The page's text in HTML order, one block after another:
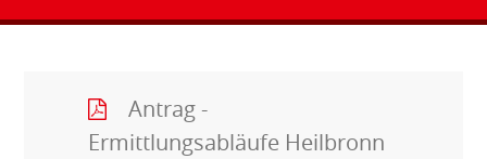
Antrag -
Ermittlungsabläufe Heilbronn